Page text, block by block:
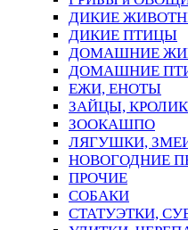
ДИКИЕ
ДИКИЕ ПТИЦЫ
ДОМАШНИЕ
ДОМАШНИЕ
ЕЖИ, ЕНОТЫ
ЗАЙЦЫ,
ЗООКАШПО
ЛЯГУШКИ,
НОВОГОДНИЕ
ПРОЧИЕ
СОБАКИ
СТАТУЭТКИ,